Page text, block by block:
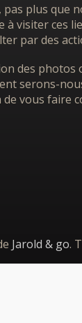
plus que
visiter ces
par des
des
serons-
vous faire
Jarold & go.